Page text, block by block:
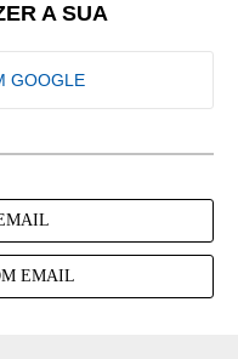
A SUA
GOOGLE
EMAIL